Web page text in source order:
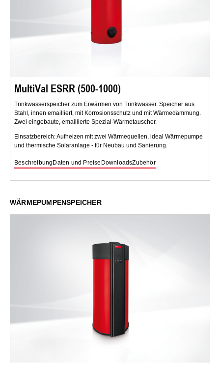
MultiVal ESRR (500-1000)
Trinkwasserspeicher zum Erwärmen von Trinkwasser. Speicher aus
Stahl, innen emailliert, mit Korrosionsschutz und mit Wärmedämmung.
Zwei eingebaute, emaillierte Spezial-Wärmetauscher.
Einsatzbereich: Aufheizen mit zwei Wärmequellen, ideal Wärmepumpe
und thermische Solaranlage - für Neubau und Sanierung.
Beschreibung Daten und Preise DownloadsZubehör
WÄRMEPUMPENSPEICHER